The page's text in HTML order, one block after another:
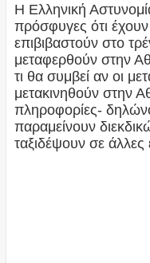
Η Ελληνική
πρόσφυγες ότι
επιβιβαστούν στο
μεταφερθούν στην
τι θα συμβεί αν οι
μετακινηθούν στην
πληροφορίες-
παραμείνουν
ταξιδέψουν σε